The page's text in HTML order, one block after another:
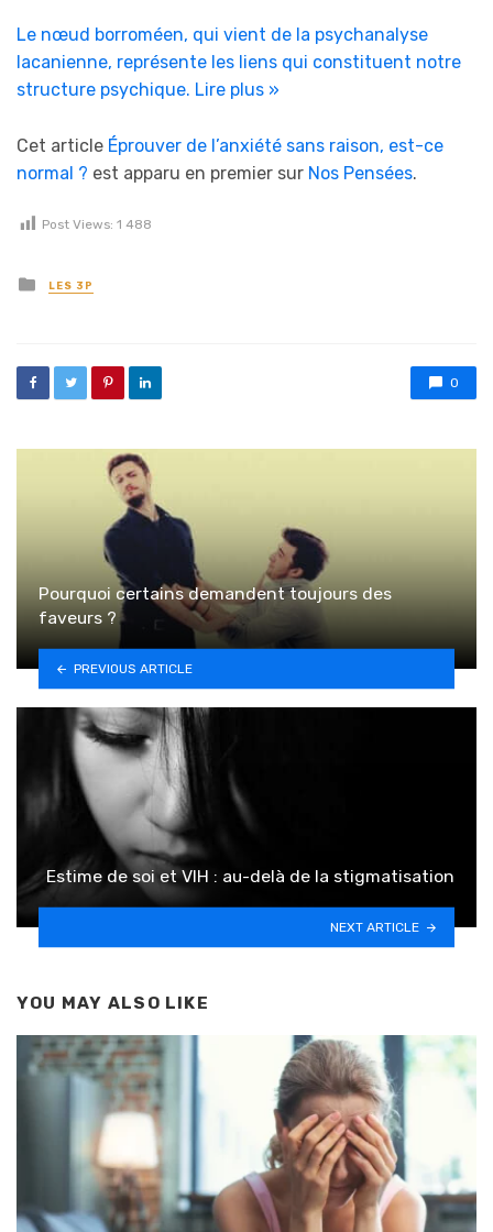
Le nœud borroméen, qui vient de la psychanalyse
lacanienne, représente les liens qui constituent notre
structure psychique. Lire plus »
Cet article Éprouver de l’anxiété sans raison, est-ce
normal ? est apparu en premier sur Nos Pensées.
Post Views: 1 488
Posted in
LES 3P
0
Pourquoi certains demandent toujours des
faveurs ?
PREVIOUS ARTICLE
Estime de soi et VIH : au-delà de la stigmatisation
NEXT ARTICLE
YOU MAY ALSO LIKE